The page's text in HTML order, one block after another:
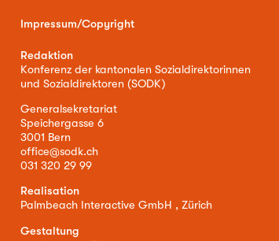
Impressum/Copyright
Redaktion
Konferenz der kantonalen Sozialdirektorinnen
und Sozialdirektoren (SODK)
Generalsekretariat
Speichergasse 6
3001 Bern
office@sodk.ch
031 320 29 99
Realisation
Palmbeach Interactive GmbH , Zürich
Gestaltung